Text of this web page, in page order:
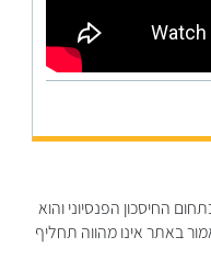
החיסכון הפנסיוני והוא
באתר אינו מהווה תחליף